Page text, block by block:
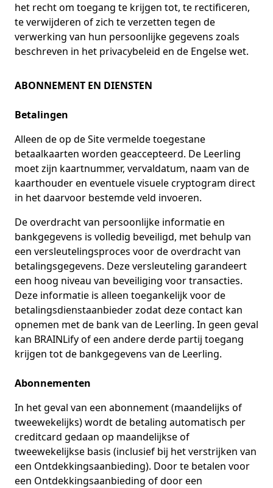
het recht om toegang te krijgen tot, te rectificeren,
te verwijderen of zich te verzetten tegen de
verwerking van hun persoonlijke gegevens zoals
beschreven in het privacybeleid en de Engelse wet.
ABONNEMENT EN DIENSTEN
Betalingen
Alleen de op de Site vermelde toegestane
betaalkaarten worden geaccepteerd. De Leerling
moet zijn kaartnummer, vervaldatum, naam van de
kaarthouder en eventuele visuele cryptogram direct
in het daarvoor bestemde veld invoeren.
De overdracht van persoonlijke informatie en
bankgegevens is volledig beveiligd, met behulp van
een versleutelingsproces voor de overdracht van
betalingsgegevens. Deze versleuteling garandeert
een hoog niveau van beveiliging voor transacties.
Deze informatie is alleen toegankelijk voor de
betalingsdienstaanbieder zodat deze contact kan
opnemen met de bank van de Leerling. In geen geval
kan BRAINLify of een andere derde partij toegang
krijgen tot de bankgegevens van de Leerling.
Abonnementen
In het geval van een abonnement (maandelijks of
tweewekelijks) wordt de betaling automatisch per
creditcard gedaan op maandelijkse of
tweewekelijkse basis (inclusief bij het verstrijken van
een Ontdekkingsaanbieding). Door te betalen voor
een Ontdekkingsaanbieding of door een